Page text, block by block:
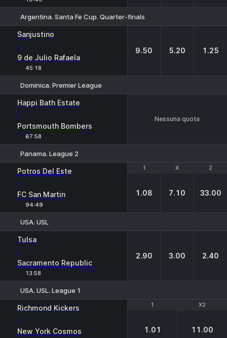
Argentina. Santa Fe Cup. Quarter-finals
Sanjustino
-
9 de Julio Rafaela
45:18
9.50 5.20 1.25
Dominica. Premier League
Happi Bath Estate
-
Portsmouth Bombers
67:58
Nessuna quota
Panama. League 2
1 X 2
Potros Del Este
-
FC San Martin
94:49
1 X 2
1.08 7.10 33.00
USA. USL
Tulsa
-
Sacramento Republic
13:58
2.90 3.00 2.40
USA. USL. League 1
1 X2
Richmond Kickers
-
New York Cosmos
1 X2
1.01 11.00